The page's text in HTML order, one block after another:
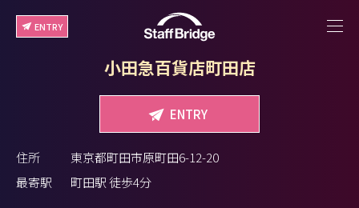
ENTRY
小田急百貨店町田店
ENTRY
住所
東京都町田市原町田6-12-20
最寄駅
町田駅 徒歩4分